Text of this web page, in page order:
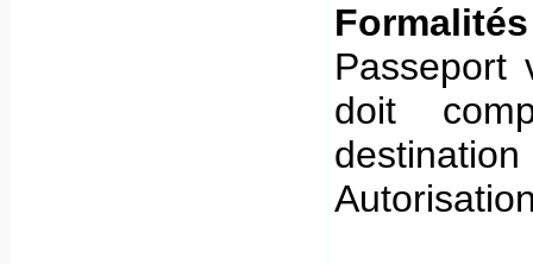
Formalités
Passeport
doit